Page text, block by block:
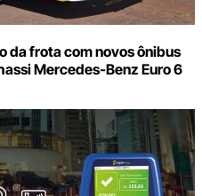
da frota com novos ônibus
Mercedes-Benz Euro 6